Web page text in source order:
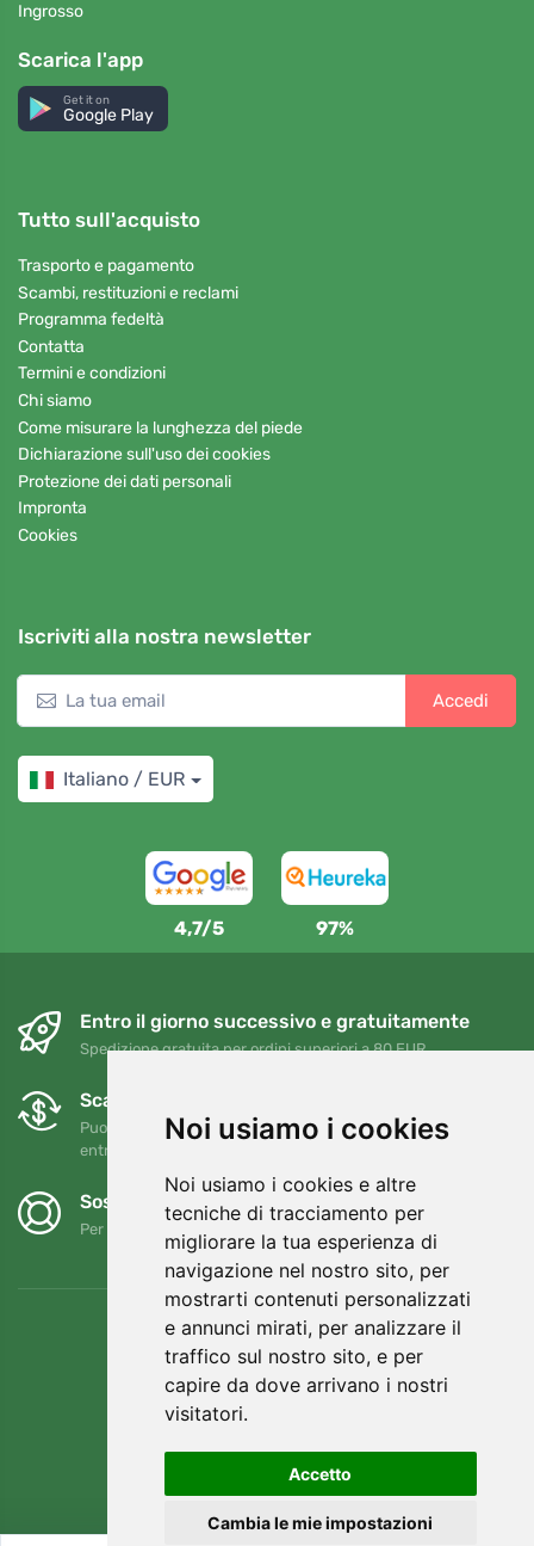
Noi usiamo i cookies
Noi usiamo i cookies e altre
tecniche di tracciamento per
migliorare la tua esperienza di
navigazione nel nostro sito, per
mostrarti contenuti personalizzati
e annunci mirati, per analizzare il
traffico sul nostro sito, e per
capire da dove arrivano i nostri
visitatori.
Accetto
Cambia le mie impostazioni
Ingrosso
Scarica l'app
Get it on
Google Play
Tutto sull'acquisto
Trasporto e pagamento
Scambi, restituzioni e reclami
Programma fedeltà
Contatta
Termini e condizioni
Chi siamo
Come misurare la lunghezza del piede
Dichiarazione sull'uso dei cookies
Protezione dei dati personali
Impronta
Cookies
Iscriviti alla nostra newsletter
Accedi
Italiano / EUR
4,7/5 97%
Entro il giorno successivo e gratuitamente
Spedizione gratuita per ordini superiori a 80 EUR
Scambi e resi gratuiti
Puoi restituire o cambiare il tuo ordine in qualsiasi momento
entro 90 giorni
Sosteniamo Trees.org
Per ogni ordine piantiamo un albero! Leggi di più